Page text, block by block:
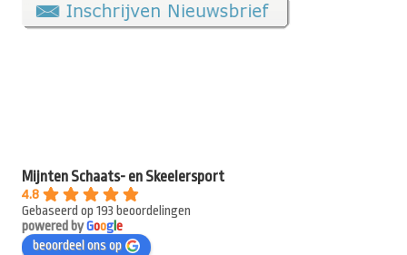
Mijnten Schaats- en Skeelersport
4.8
Gebaseerd op 193 beoordelingen
powered byGooge
beoordeel ons op